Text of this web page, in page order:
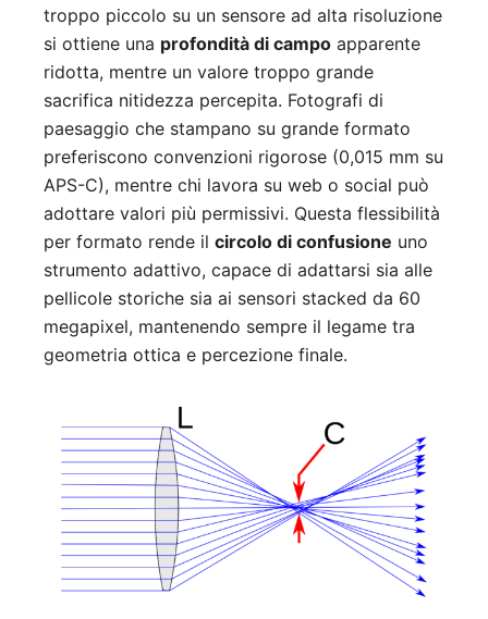
troppo piccolo su un sensore ad alta risoluzione
si ottiene una profondità di campo apparente
ridotta, mentre un valore troppo grande
sacrifica nitidezza percepita. Fotografi di
paesaggio che stampano su grande formato
preferiscono convenzioni rigorose (0,015 mm su
APS-C), mentre chi lavora su web o social può
adottare valori più permissivi. Questa flessibilità
per formato rende il circolo di confusione uno
strumento adattivo, capace di adattarsi sia alle
pellicole storiche sia ai sensori stacked da 60
megapixel, mantenendo sempre il legame tra
geometria ottica e percezione finale.